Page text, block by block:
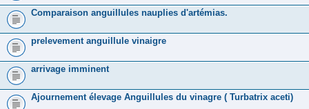
Comparaison anguillules nauplies d'artémias.
prelevement anguillule vinaigre
arrivage imminent
Ajournement élevage Anguillules du vinagre ( Turbatrix aceti)